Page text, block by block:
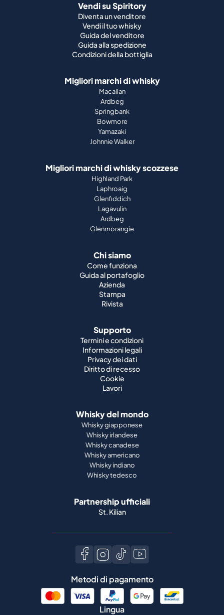
Vendi su Spiritory
Diventa un venditore
Vendi il tuo whisky
Guida del venditore
Guida alla spedizione
Condizioni della bottiglia
Migliori marchi di whisky
Macallan
Ardbeg
Springbank
Bowmore
Yamazaki
Johnnie Walker
Migliori marchi di whisky scozzese
Highland Park
Laphroaig
Glenfiddich
Lagavulin
Ardbeg
Glenmorangie
Chi siamo
Come funziona
Guida al portafoglio
Azienda
Stampa
Rivista
Supporto
Termini e condizioni
Informazioni legali
Privacy dei dati
Diritto di recesso
Cookie
Lavori
Whisky del mondo
Whisky giapponese
Whisky irlandese
Whisky canadese
Whisky americano
Whisky indiano
Whisky tedesco
Partnership ufficiali
St. Kilian
Metodi di pagamento
Lingua